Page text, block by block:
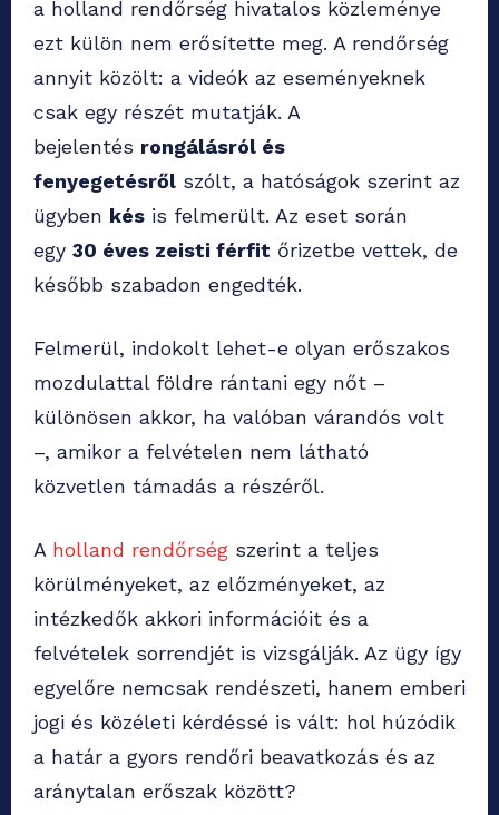
a holland rendőrség hivatalos közleménye
ezt külön nem erősítette meg. A rendőrség
annyit közölt: a videók az eseményeknek
csak egy részét mutatják. A
bejelentés rongálásról és
fenyegetésről szólt, a hatóságok szerint az
ügyben kés is felmerült. Az eset során
egy 30 éves zeisti férfit őrizetbe vettek, de
később szabadon engedték.
Felmerül, indokolt lehet-e olyan erőszakos
mozdulattal földre rántani egy nőt –
különösen akkor, ha valóban várandós volt
–, amikor a felvételen nem látható
közvetlen támadás a részéről.
A holland rendőrség szerint a teljes
körülményeket, az előzményeket, az
intézkedők akkori információit és a
felvételek sorrendjét is vizsgálják. Az ügy így
egyelőre nemcsak rendészeti, hanem emberi
jogi és közéleti kérdéssé is vált: hol húzódik
a határ a gyors rendőri beavatkozás és az
aránytalan erőszak között?